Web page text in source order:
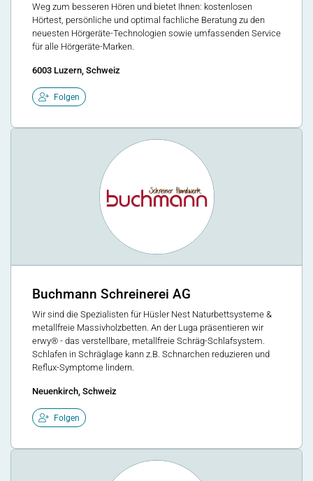
Weg zum besseren Hören und bietet Ihnen: kostenlosen
Hörtest, persönliche und optimal fachliche Beratung zu den
neuesten Hörgeräte-Technologien sowie umfassenden Service
für alle Hörgeräte-Marken.
6003 Luzern, Schweiz
Folgen
Buchmann Schreinerei AG
Wir sind die Spezialisten für Hüsler Nest Naturbettsysteme &
metallfreie Massivholzbetten. An der Luga präsentieren wir
erwy® - das verstellbare, metallfreie Schräg-Schlafsystem.
Schlafen in Schräglage kann z.B. Schnarchen reduzieren und
Reflux-Symptome lindern.
Neuenkirch, Schweiz
Folgen